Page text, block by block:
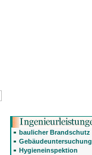
baulicher Brandschutz
Gebäudeuntersuchung
Hygieneinspektion